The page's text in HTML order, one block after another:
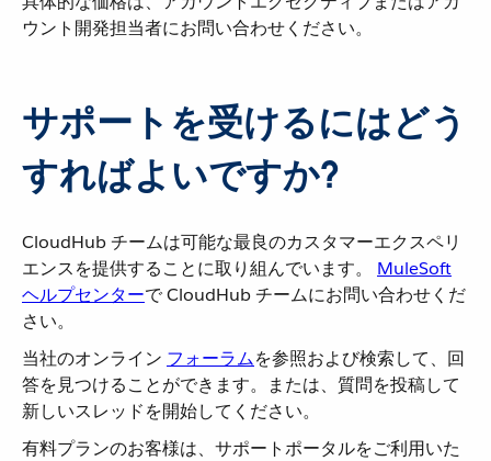
ウント開発担当者にお問い合わせください。
サポートを受けるにはどう
すればよいですか?
CloudHub チームは可能な最良のカスタマーエクスペリ
エンスを提供することに取り組んでいます。 MuleSoft
ヘルプセンター​で CloudHub チームにお問い合わせくだ
さい。
当社のオンライン フォーラム​を参照および検索して、回
答を見つけることができます。または、質問を投稿して
新しいスレッドを開始してください。
有料プランのお客様は、サポートポータルをご利用いた